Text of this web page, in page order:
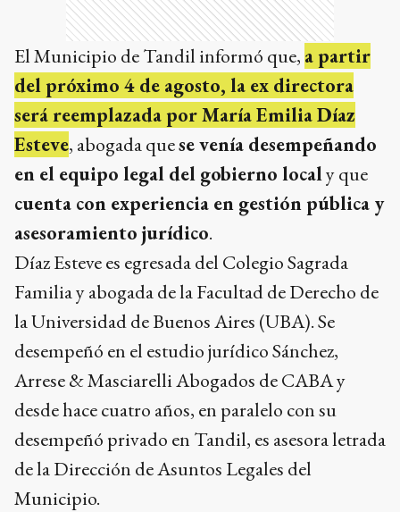
El Municipio de Tandil informó que, a partir
del próximo 4 de agosto, la ex directora
será reemplazada por María Emilia Díaz
Esteve, abogada quese venía desempeñando
en el equipo legal del gobierno localy que
cuenta con experiencia en gestión pública y
asesoramiento jurídico.
Díaz Esteve es egresada del Colegio Sagrada
Familia y abogada de la Facultad de Derecho de
la Universidad de Buenos Aires (UBA). Se
desempeñó en el estudio jurídico Sánchez,
Arrese & Masciarelli Abogados de CABA y
desde hace cuatro años, en paralelo con su
desempeñó privado en Tandil, es asesora letrada
de la Dirección de Asuntos Legales del
Municipio.